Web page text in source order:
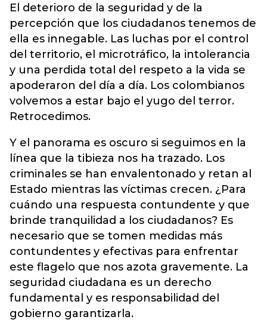
El deterioro de la seguridad y de la
percepción que los ciudadanos tenemos de
ella es innegable. Las luchas por el control
del territorio, el microtráfico, la intolerancia
y una perdida total del respeto a la vida se
apoderaron del día a día. Los colombianos
volvemos a estar bajo el yugo del terror.
Retrocedimos.
Y el panorama es oscuro si seguimos en la
línea que la tibieza nos ha trazado. Los
criminales se han envalentonado y retan al
Estado mientras las víctimas crecen. ¿Para
cuándo una respuesta contundente y que
brinde tranquilidad a los ciudadanos? Es
necesario que se tomen medidas más
contundentes y efectivas para enfrentar
este flagelo que nos azota gravemente. La
seguridad ciudadana es un derecho
fundamental y es responsabilidad del
gobierno garantizarla.